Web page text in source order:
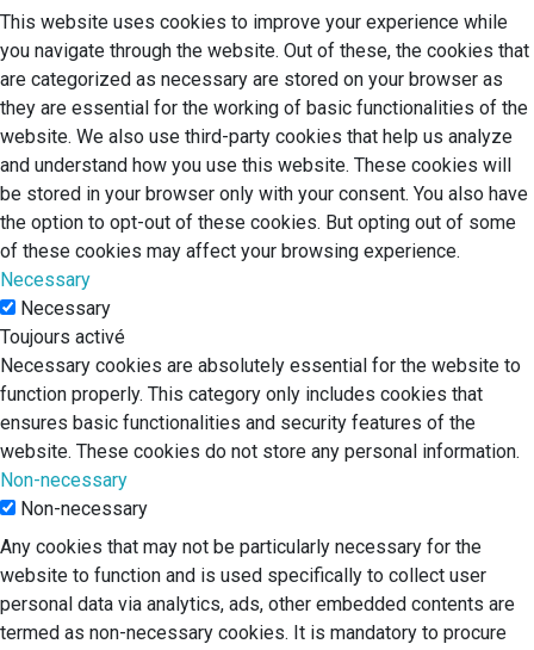
This website uses cookies to improve your experience while
you navigate through the website. Out of these, the cookies that
are categorized as necessary are stored on your browser as
they are essential for the working of basic functionalities of the
website. We also use third-party cookies that help us analyze
and understand how you use this website. These cookies will
be stored in your browser only with your consent. You also have
the option to opt-out of these cookies. But opting out of some
of these cookies may affect your browsing experience.
Necessary
Necessary
Toujours activé
Necessary cookies are absolutely essential for the website to
function properly. This category only includes cookies that
ensures basic functionalities and security features of the
website. These cookies do not store any personal information.
Non-necessary
Non-necessary
Any cookies that may not be particularly necessary for the
website to function and is used specifically to collect user
personal data via analytics, ads, other embedded contents are
termed as non-necessary cookies. It is mandatory to procure